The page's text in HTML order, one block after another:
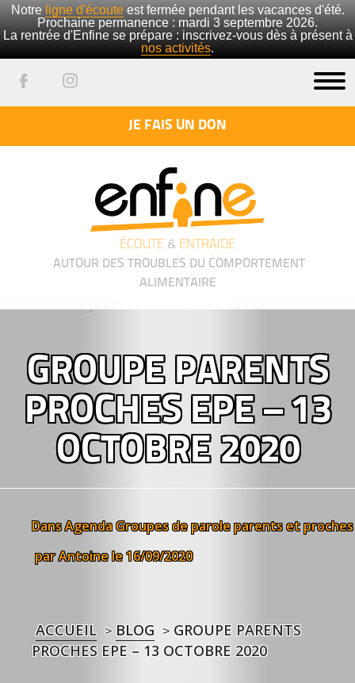
Notre ligne d'écouteest fermée pendant les vacances d'été.
Prochaine permanence : mardi 3 septembre 2026.
La rentrée d'Enfine se prépare : inscrivez-vous dès à présent à
nos activités.
JE FAIS UN DON
ÉCOUTE & ENTRAIDE
AUTOUR DES TROUBLES DU COMPORTEMENT
ALIMENTAIRE
');">
GROUPE PARENTS
PROCHES EPE – 13
OCTOBRE 2020
DansAgendaGroupes de parole parents et proches
par Antoinele 16/09/2020
ACCUEIL > BLOG > GROUPE PARENTS
PROCHES EPE – 13 OCTOBRE 2020